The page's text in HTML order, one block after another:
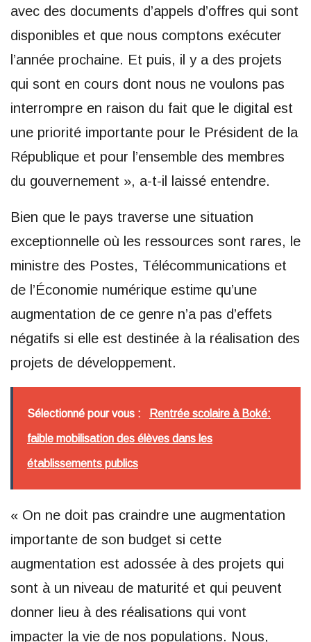
avec des documents d’appels d’offres qui sont
disponibles et que nous comptons exécuter
l’année prochaine. Et puis, il y a des projets
qui sont en cours dont nous ne voulons pas
interrompre en raison du fait que le digital est
une priorité importante pour le Président de la
République et pour l’ensemble des membres
du gouvernement », a-t-il laissé entendre.
Bien que le pays traverse une situation
exceptionnelle où les ressources sont rares, le
ministre des Postes, Télécommunications et
de l’Économie numérique estime qu’une
augmentation de ce genre n’a pas d’effets
négatifs si elle est destinée à la réalisation des
projets de développement.
Sélectionné pour vous : Rentrée scolaire à Boké:
faible mobilisation des élèves dans les
établissements publics
« On ne doit pas craindre une augmentation
importante de son budget si cette
augmentation est adossée à des projets qui
sont à un niveau de maturité et qui peuvent
donner lieu à des réalisations qui vont
impacter la vie de nos populations. Nous,